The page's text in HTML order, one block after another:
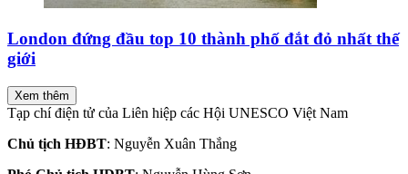
London đứng đầu top 10 thành phố đắt đỏ nhất thế
giới
Xem thêm
Tạp chí điện tử của Liên hiệp các Hội UNESCO Việt Nam
Chủ tịch HĐBT: Nguyễn Xuân Thắng